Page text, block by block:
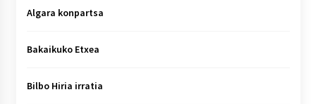
Algara konpartsa
Bakaikuko Etxea
Bilbo Hiria irratia